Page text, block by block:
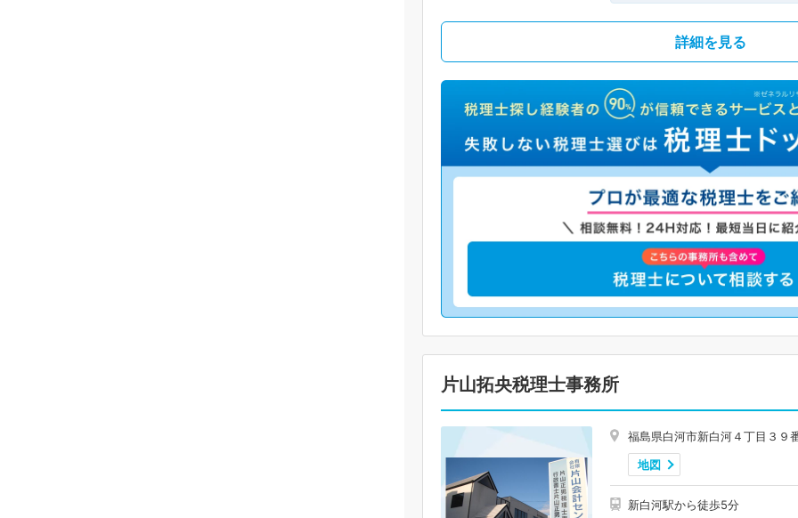
詳細を見る
片山拓央税理士事務所
福島県白河市新白河４丁目３９
地図
新白河駅から徒歩5分